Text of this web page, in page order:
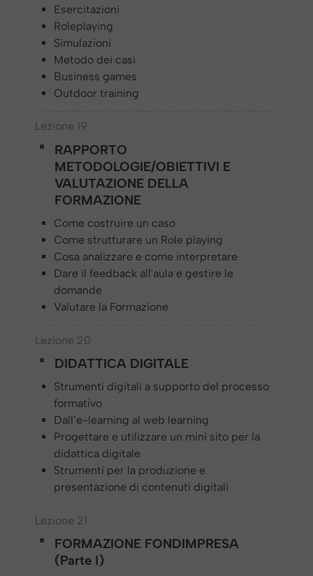
Esercitazioni
Roleplaying
Simulazioni
Metodo dei casi
Business games
Outdoor training
Lezione 19
RAPPORTO
METODOLOGIE/OBIETTIVI E
VALUTAZIONE DELLA
FORMAZIONE
Come costruire un caso
Come strutturare un Role playing
Cosa analizzare e come interpretare
Dare il feedback all'aula e gestire le
domande
Valutare la Formazione
Lezione 20
DIDATTICA DIGITALE
Strumenti digitali a supporto del processo
formativo
Dall’e-learning al web learning
Progettare e utilizzare un mini sito per la
didattica digitale
Strumenti per la produzione e
presentazione di contenuti digitali
Lezione 21
FORMAZIONE FONDIMPRESA
(Parte I)